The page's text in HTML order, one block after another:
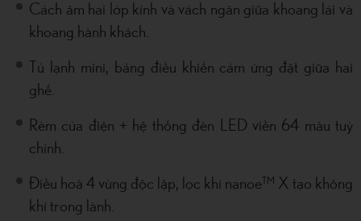
Cách âm hai lớp kính và vách ngăn giữa khoang lái và
khoang hành khách.
Tủ lạnh mini, bảng điều khiển cảm ứng đặt giữa hai
ghế.
Rèm cửa điện + hệ thống đèn LED viền 64 màu tuỳ
chỉnh.
Điều hoà 4 vùng độc lập, lọc khí nanoe™ X tạo không
khí trong lành.